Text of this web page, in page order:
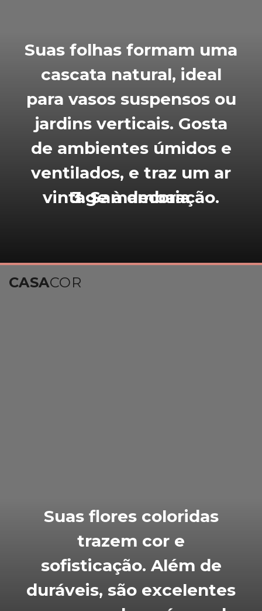
Suas folhas formam uma
cascata natural, ideal
para vasos suspensos ou
jardins verticais. Gosta
de ambientes úmidos e
ventilados, e traz um ar
vintage à decoração.
3. Samambaia
Suas flores coloridas
trazem cor e
sofisticação. Além de
duráveis, são excelentes
CASACOR